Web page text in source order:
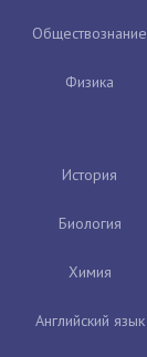
Обществознание
Физика
История
Биология
Химия
Английский язык